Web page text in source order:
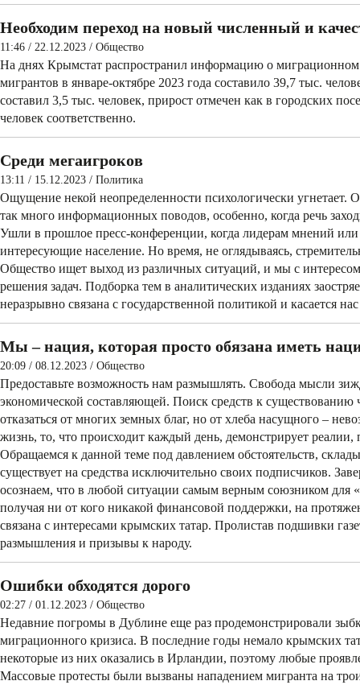
Необходим переход на новый численный и
11:46 / 22.12.2023 / Общество
На днях Крымстат распространил информацию о
мигрантов в январе-октябре 2023 года составило 39,7 тыс.
составил 3,5 тыс. человек, прирост отмечен как в городских
человек соответственно.
Среди мегаигроков
13:11 / 15.12.2023 / Политика
Ощущение некой неоп­ре­деленности психологически угнетает.
так много информационных поводов, особенно, когда речь
Ушли в прошлое пресс-конференции, когда лидерам мнений
интересующие население. Но время, не оглядываясь,
Общество ищет выход из различных ситуаций, и мы с
решения­ задач. Подборка тем в ­аналитических изданиях
неразрывно связана с государственной политикой и касается
Мы – нация, которая просто обязана иметь
20:09 / 08.12.2023 / Общество
Предоставьте возможность нам размышлять. Свобода мысли
экономической составляющей. Поиск средств к существованию
отказаться от многих земных благ, но от хлеба насущного –
жизнь, то, что происходит каждый день, демонстрирует
Обращаемся к данной теме под давлением обстоятельств,
существует на средства исключительно своих подписчиков.
осознаем, что в любой ситуации самым верным союзником для
получая ни от кого никакой финансовой поддержки, на
связана с интересами крымских татар. Пролистав подшивки
размышления и призывы к народу.
Ошибки обходятся дорого
02:27 / 01.12.2023 / Общество
Недавние погромы в Дублине еще раз продемонстрировали
миграционного кризиса. В последние годы немало крымских
некоторые­ из них ­оказались в Ирландии­, поэтому любые­
Массовые протесты были вызваны нападением мигранта на